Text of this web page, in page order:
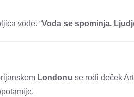
vode. “Voda se spominja.
Londonu se rodi deček